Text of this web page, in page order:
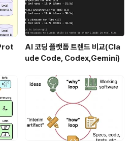
AI 코딩 플랫폼 트렌드 비교(Cla
ude Code, Codex,Gemini)